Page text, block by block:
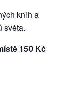
knih a
světa.
150 Kč